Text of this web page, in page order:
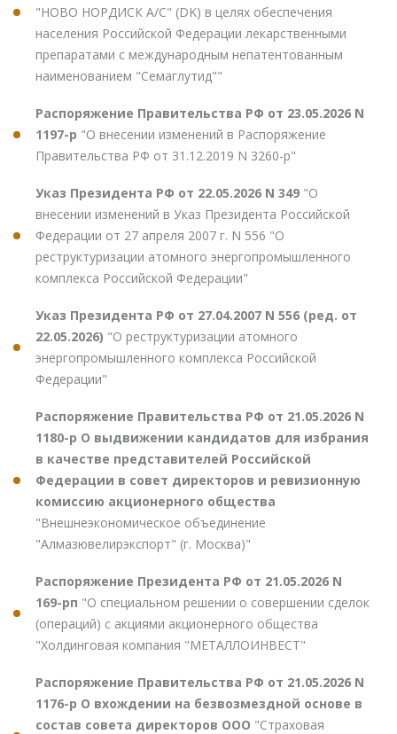
"НОВО НОРДИСК А/С" (DK) в целях обеспечения
населения Российской Федерации лекарственными
препаратами с международным непатентованным
наименованием "Семаглутид""
Распоряжение Правительства РФ от 23.05.2026 N
1197-р "О внесении изменений в Распоряжение
Правительства РФ от 31.12.2019 N 3260-р"
Указ Президента РФ от 22.05.2026 N 349 "О
внесении изменений в Указ Президента Российской
Федерации от 27 апреля 2007 г. N 556 "О
реструктуризации атомного энергопромышленного
комплекса Российской Федерации"
Указ Президента РФ от 27.04.2007 N 556 (ред. от
22.05.2026) "О реструктуризации атомного
энергопромышленного комплекса Российской
Федерации"
Распоряжение Правительства РФ от 21.05.2026 N
1180-р О выдвижении кандидатов для избрания
в качестве представителей Российской
Федерации в совет директоров и ревизионную
комиссию акционерного общества
"Внешнеэкономическое объединение
"Алмазювелирэкспорт" (г. Москва)"
Распоряжение Президента РФ от 21.05.2026 N
169-рп "О специальном решении о совершении сделок
(операций) с акциями акционерного общества
"Холдинговая компания "МЕТАЛЛОИНВЕСТ"
Распоряжение Правительства РФ от 21.05.2026 N
1176-р О вхождении на безвозмездной основе в
состав совета директоров ООО "Страховая